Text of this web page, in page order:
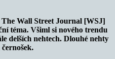
Wall Street Journal [WSJ]
téma. Všiml si nového trendu
delších nehtech. Dlouhé nehty